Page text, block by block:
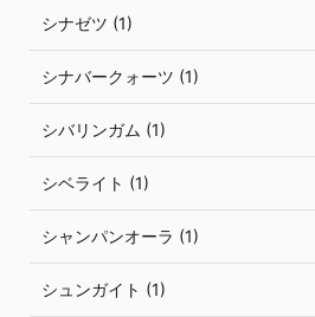
シナゼツ (1)
シナバークォーツ (1)
シバリンガム (1)
シベライト (1)
シャンパンオーラ (1)
シュンガイト (1)